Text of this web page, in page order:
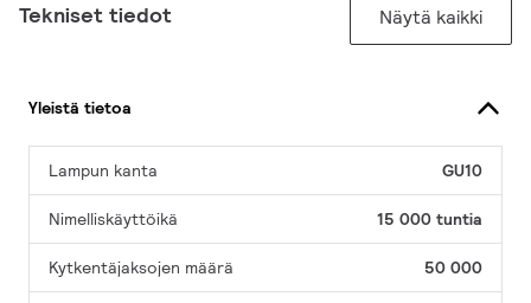
Tekniset tiedot Näytä kaikki
Yleistä tietoa
Lampun kanta GU10
Nimelliskäyttöikä 15 000 tuntia
Kytkentäjaksojen määrä 50 000